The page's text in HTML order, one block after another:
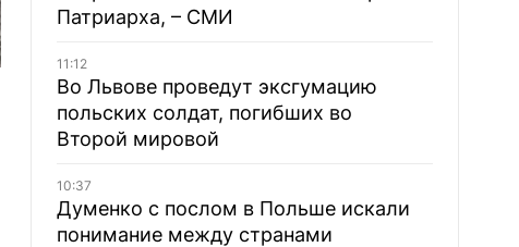
Патриарха, – СМИ
11:12
Во Львове проведут эксгумацию
польских солдат, погибших во
Второй мировой
10:37
Думенко с послом в Польше искали
понимание между странами